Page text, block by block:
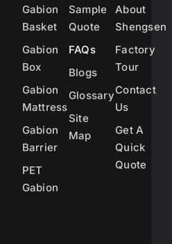
Gabion
Basket
Gabion
Box
Gabion
Mattress
Gabion
Barrier
PET
Gabion
Sample
Quote
FAQs
Blogs
Glossary
Site
Map
About
Shengsen
Factory
Tour
Contact
Us
Get A
Quick
Quote